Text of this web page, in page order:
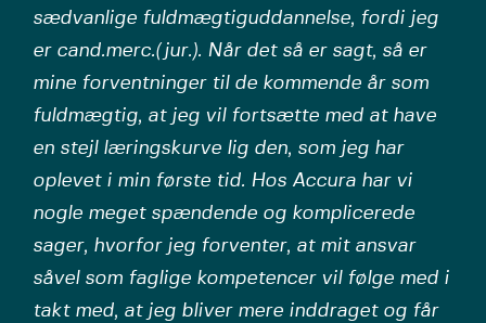
sædvanlige fuldmægtiguddannelse, fordi jeg
er cand.merc.(jur.). Når det så er sagt, så er
mine forventninger til de kommende år som
fuldmægtig, at jeg vil fortsætte med at have
en stejl læringskurve lig den, som jeg har
oplevet i min første tid. Hos Accura har vi
nogle meget spændende og komplicerede
sager, hvorfor jeg forventer, at mit ansvar
såvel som faglige kompetencer vil følge med i
takt med, at jeg bliver mere inddraget og får